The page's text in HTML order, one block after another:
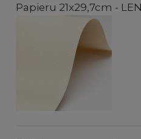
Papieru 21x29,7cm -